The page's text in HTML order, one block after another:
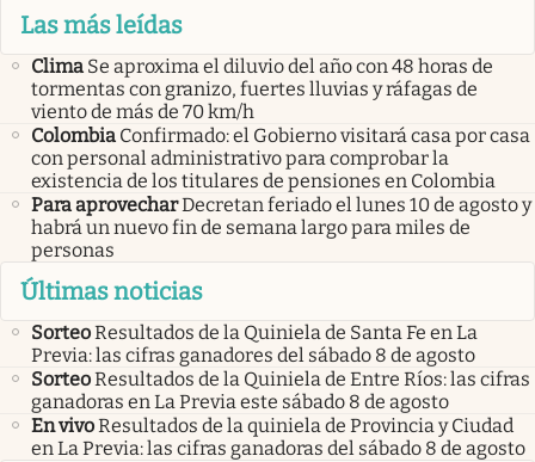
Las más leídas
Clima Se aproxima el diluvio del año con 48 horas de
tormentas con granizo, fuertes lluvias y ráfagas de
viento de más de 70 km/h
Colombia Confirmado: el Gobierno visitará casa por casa
con personal administrativo para comprobar la
existencia de los titulares de pensiones en Colombia
Para aprovecharDecretan feriado el lunes 10 de agosto y
habrá un nuevo fin de semana largo para miles de
personas
Últimas noticias
SorteoResultados de la Quiniela de Santa Fe en La
Previa: las cifras ganadores del sábado 8 de agosto
SorteoResultados de la Quiniela de Entre Ríos: las cifras
ganadoras en La Previa este sábado 8 de agosto
En vivoResultados de la quiniela de Provincia y Ciudad
en La Previa: las cifras ganadoras del sábado 8 de agosto